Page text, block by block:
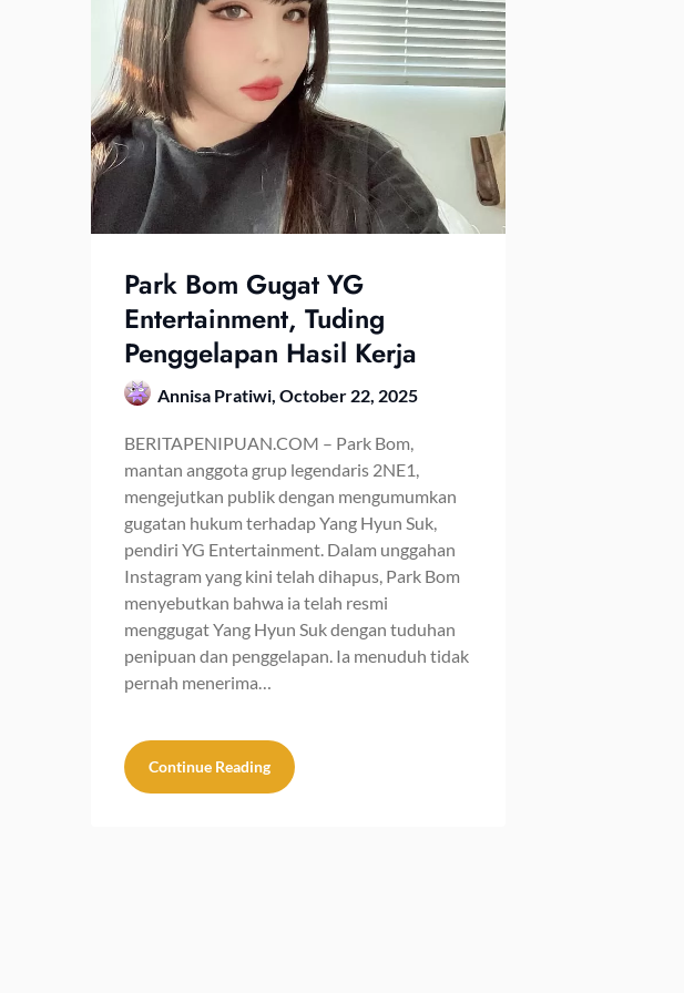
Park Bom Gugat YG
Entertainment, Tuding
Penggelapan Hasil Kerja
Annisa Pratiwi, October 22, 2025
BERITAPENIPUAN.COM – Park Bom,
mantan anggota grup legendaris 2NE1,
mengejutkan publik dengan mengumumkan
gugatan hukum terhadap Yang Hyun Suk,
pendiri YG Entertainment. Dalam unggahan
Instagram yang kini telah dihapus, Park Bom
menyebutkan bahwa ia telah resmi
menggugat Yang Hyun Suk dengan tuduhan
penipuan dan penggelapan. Ia menuduh tidak
pernah menerima…
Continue Reading